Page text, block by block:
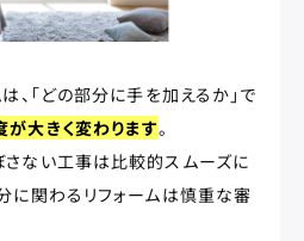
、「どの部分に手を加えるか」で
大きく変わります。
ない工事は比較的スムーズに
に関わるリフォームは慎重な審